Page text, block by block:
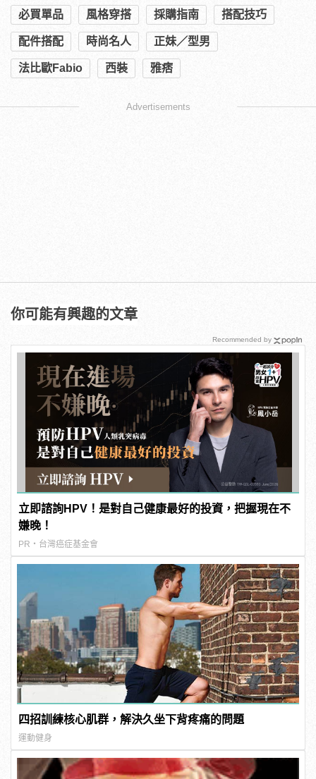
必買單品 風格穿搭 採購指南 搭配技巧
配件搭配 時尚名人 正妹／型男
法比歐Fabio 西裝 雅痞
Advertisements
你可能有興趣的文章
立即諮詢HPV！是對自己健康最好的投資，把握現在不
嫌晚！
PR・台灣癌症基金會
四招訓練核心肌群，解決久坐下背疼痛的問題
運動健身
Recommended by